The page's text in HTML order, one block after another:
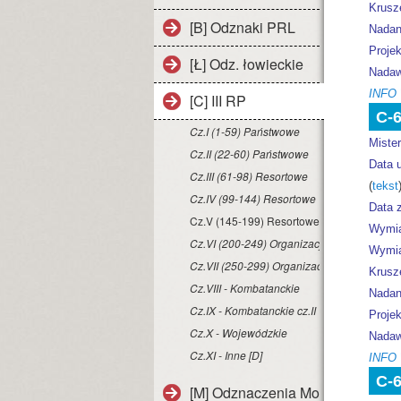
[B] Odznaki PRL
[Ł] Odz. łowieckie
[C] III RP
Cz.I (1-59) Państwowe
Cz.II (22-60) Państwowe
Cz.III (61-98) Resortowe
Cz.IV (99-144) Resortowe
Cz.V (145-199) Resortowe
Cz.VI (200-249) Organizacje
Cz.VII (250-299) Organizacje
Cz.VIII - Kombatanckie
Cz.IX - Kombatanckie cz.II
Cz.X - Wojewódzkie
Cz.XI - Inne [D]
[M] Odznaczenia
INFO
C-
Data
(tekst)
Data
INFO
C-